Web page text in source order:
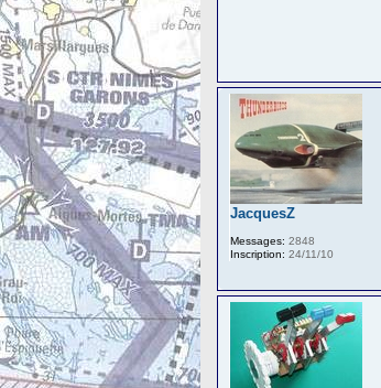
JacquesZ
Messages: 2848
Inscription: 24/11/10